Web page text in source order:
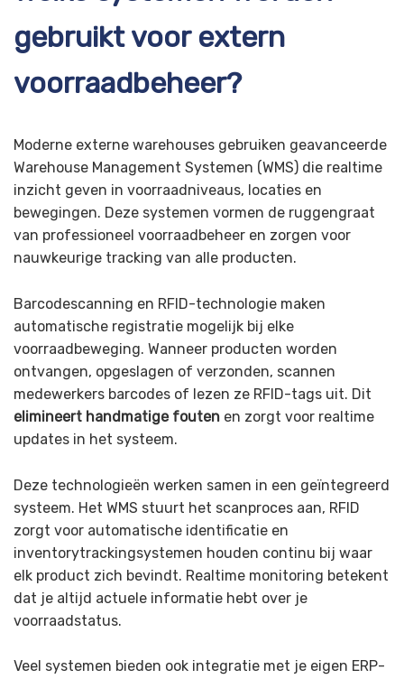
gebruikt voor extern
voorraadbeheer?
Moderne externe warehouses gebruiken geavanceerde
Warehouse Management Systemen (WMS) die realtime
inzicht geven in voorraadniveaus, locaties en
bewegingen. Deze systemen vormen de ruggengraat
van professioneel voorraadbeheer en zorgen voor
nauwkeurige tracking van alle producten.
Barcodescanning en RFID-technologie maken
automatische registratie mogelijk bij elke
voorraadbeweging. Wanneer producten worden
ontvangen, opgeslagen of verzonden, scannen
medewerkers barcodes of lezen ze RFID-tags uit. Dit
elimineert handmatige fouten en zorgt voor realtime
updates in het systeem.
Deze technologieën werken samen in een geïntegreerd
systeem. Het WMS stuurt het scanproces aan, RFID
zorgt voor automatische identificatie en
inventorytrackingsystemen houden continu bij waar
elk product zich bevindt. Realtime monitoring betekent
dat je altijd actuele informatie hebt over je
voorraadstatus.
Veel systemen bieden ook integratie met je eigen ERP-